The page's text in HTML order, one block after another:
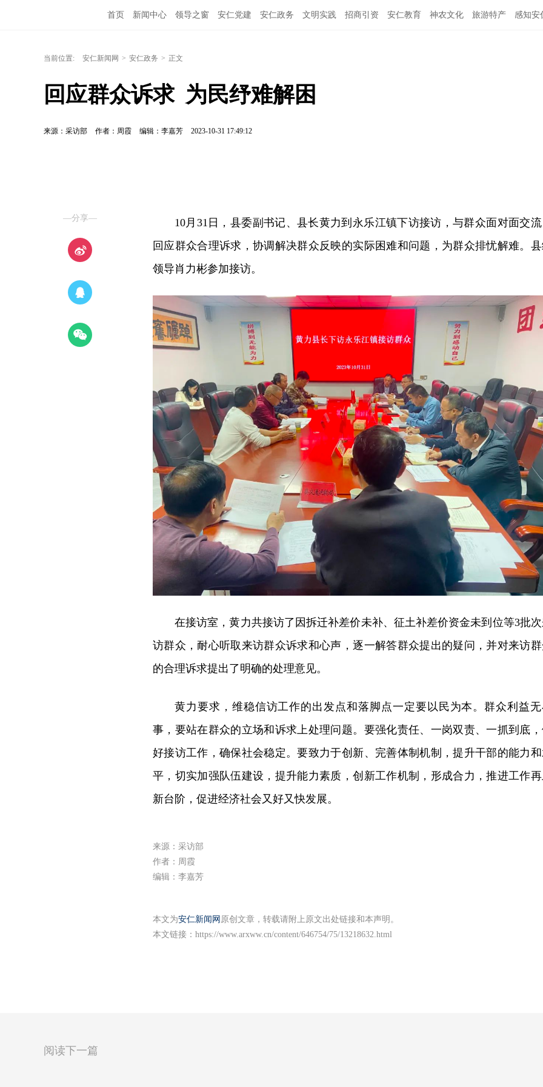
首页 新闻中心 领导之窗 安仁党建 安仁政务 文明实践 招商引资 安仁教育 神农文化 旅游特产 感知安
当前位置: 安仁新闻网 > 安仁政务 > 正文
回应群众诉求  为民纾难解困
来源：采访部 作者：周霞 编辑：李嘉芳 2023-10-31 17:49:12
—分享—
10月31日，县委副书记、县长黄力到永乐江镇下访接访，与群众面对面交
回应群众合理诉求，协调解决群众反映的实际困难和问题，为群众排忧解难。
领导肖力彬参加接访。
在接访室，黄力共接访了因拆迁补差价未补、征土补差价资金未到位等3批
访群众，耐心听取来访群众诉求和心声，逐一解答群众提出的疑问，并对来访
的合理诉求提出了明确的处理意见。
黄力要求，维稳信访工作的出发点和落脚点一定要以民为本。群众利益
事，要站在群众的立场和诉求上处理问题。要强化责任、一岗双责、一抓到底
好接访工作，确保社会稳定。要致力于创新、完善体制机制，提升干部的能力
平，切实加强队伍建设，提升能力素质，创新工作机制，形成合力，推进工作
新台阶，促进经济社会又好又快发展。
来源：采访部
作者：周霞
编辑：李嘉芳
本文为安仁新闻网 原创文章，转载请附上原文出处链接和本声明。
本文链接： https://www.arxww.cn/content/646754/75/13218632.html
阅读下一篇